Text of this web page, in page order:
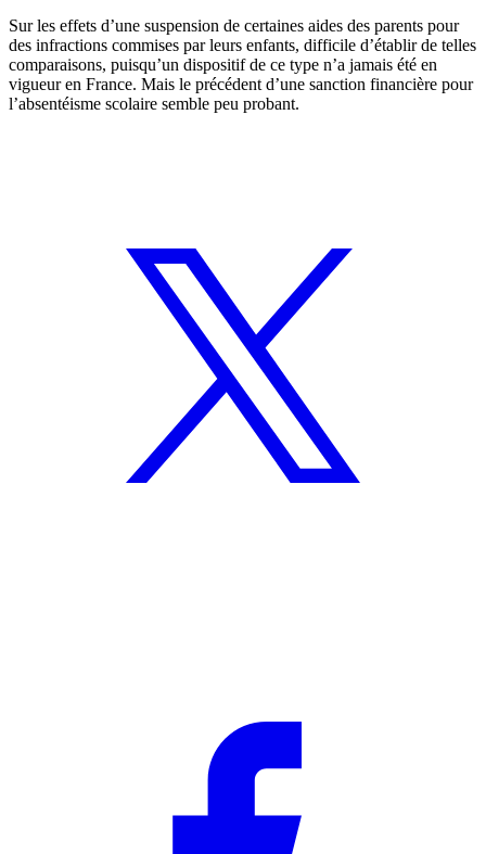
Sur les effets d’une suspension de certaines aides des parents pour
des infractions commises par leurs enfants, difficile d’établir de telles
comparaisons, puisqu’un dispositif de ce type n’a jamais été en
vigueur en France. Mais le précédent d’une sanction financière pour
l’absentéisme scolaire semble peu probant.